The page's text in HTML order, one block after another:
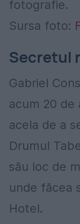
Sursa foto:
Secretul
Gabriel
acum 20 de
acela de a
Drumul
său loc de
unde făcea
Hotel.